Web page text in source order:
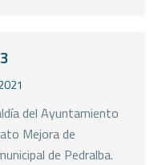
del Ayuntamiento
Mejora de
de Pedralba.